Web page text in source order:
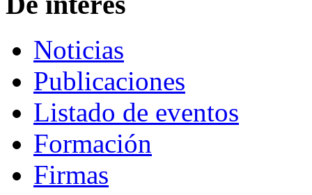
Noticias
Publicaciones
Listado de eventos
Formación
Firmas